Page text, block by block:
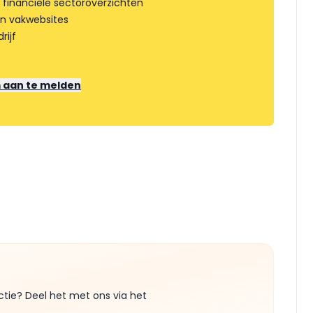
sectoroverzichten
vakwebsites
aan te melden
Deel het met ons via het